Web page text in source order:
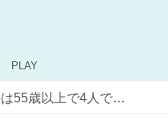
PLAY
参加条件は55歳以上で4人で250歳以上。「秋田県250歳ゴルフ大会」が面白い